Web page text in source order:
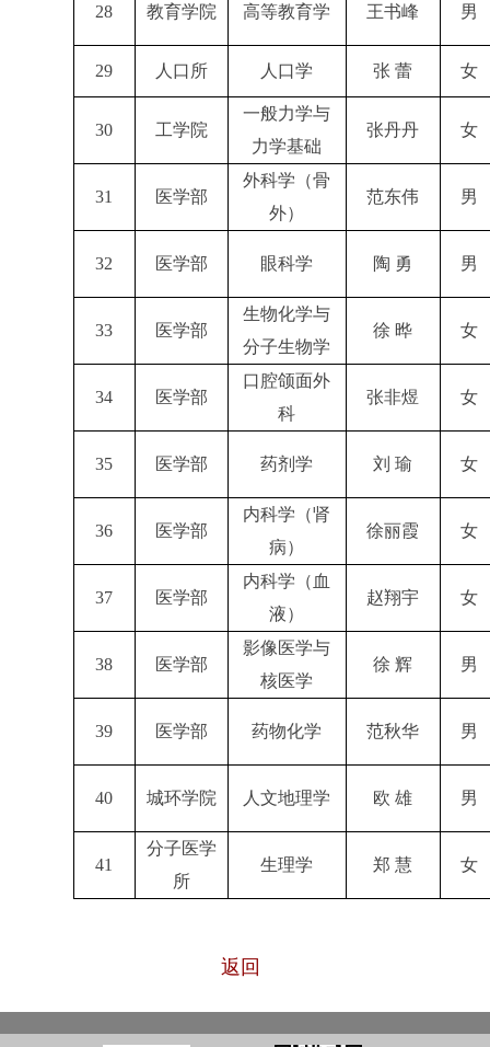
28 教育学院 高等教育学 王书峰 男
29 人口所 人口学 张 蕾 女
30 工学院
一般力学与
力学基础
张丹丹 女
31 医学部
外科学（骨
外）
范东伟 男
32 医学部 眼科学 陶 勇 男
33 医学部
生物化学与
分子生物学
徐 晔 女
34 医学部
口腔颌面外
科
张非煜 女
35 医学部 药剂学 刘 瑜 女
36 医学部
内科学（肾
病）
徐丽霞 女
37 医学部
内科学（血
液）
赵翔宇 女
38 医学部
影像医学与
核医学
徐 辉 男
39 医学部 药物化学 范秋华 男
40 城环学院 人文地理学 欧 雄 男
41
分子医学
所
生理学 郑 慧 女
返回